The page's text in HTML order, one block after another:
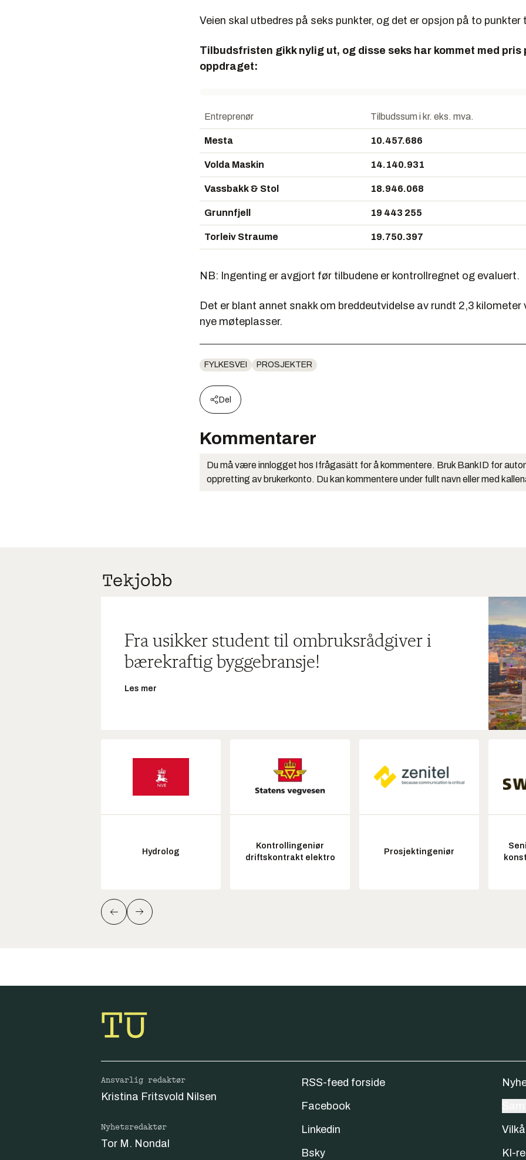
Veien skal utbedres på seks punkter, og det er opsjon på to punkter
Tilbudsfristen gikk nylig ut, og disse seks har kommet med pris
oppdraget:
Entreprenør Tilbudssum i kr. eks. mva.
Mesta 10.457.686
Volda Maskin 14.140.931
Vassbakk & Stol 18.946.068
Grunnfjell 19 443 255
Torleiv Straume 19.750.397
NB: Ingenting er avgjort før tilbudene er kontrollregnet og evaluert.
Det er blant annet snakk om breddeutvidelse av rundt 2,3 kilometer
nye møteplasser.
FYLKESVEI PROSJEKTER
Del
Kommentarer
Du må være innlogget hos Ifrågasätt for å kommentere. Bruk BankID for
oppretting av brukerkonto. Du kan kommentere under fullt navn eller med
Fra usikker student til ombruksrådgiver i
bærekraftig byggebransje!
Les mer
Hydrolog
Kontrollingeniør
driftskontrakt elektro
Prosjektingeniør
Ansvarlig redaktør
Kristina Fritsvold Nilsen
Nyhetsredaktør
Tor M. Nondal
RSS-feed forside
Facebook
Linkedin
Bsky
KI-